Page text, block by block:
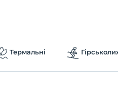
Термальні